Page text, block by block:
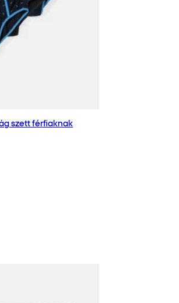
szett férfiaknak